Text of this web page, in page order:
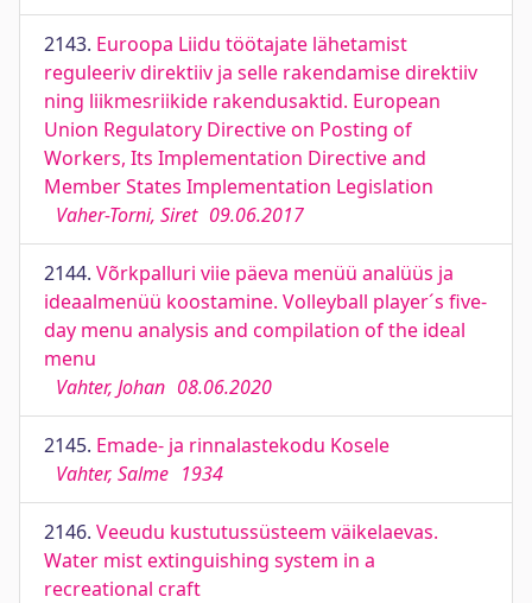
2143. Euroopa Liidu töötajate lähetamist
reguleeriv direktiiv ja selle rakendamise direktiiv
ning liikmesriikide rakendusaktid. European
Union Regulatory Directive on Posting of
Workers, Its Implementation Directive and
Member States Implementation Legislation
Vaher-Torni, Siret 09.06.2017
2144. Võrkpalluri viie päeva menüü analüüs ja
ideaalmenüü koostamine. Volleyball player´s five-
day menu analysis and compilation of the ideal
menu
Vahter, Johan 08.06.2020
2145. Emade- ja rinnalastekodu Kosele
Vahter, Salme 1934
2146. Veeudu kustutussüsteem väikelaevas.
Water mist extinguishing system in a
recreational craft